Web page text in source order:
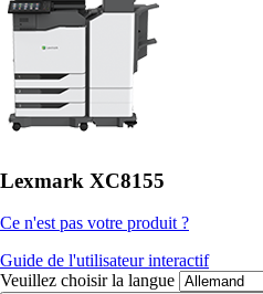
Lexmark XC8155
Ce n'est pas votre produit ?
Guide de l'utilisateur interactif
Veuillez choisir la langue